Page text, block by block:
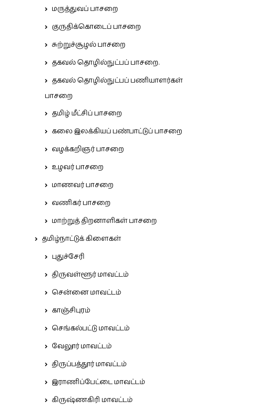
மருத்துவப் பாசறை
குருதிக்கொடைப் பாசறை
சுற்றுச்சூழல் பாசறை
தகவல் தொழில்நுட்பப் பாசறை.
தகவல் தொழில்நுட்பப் பணியாளர்கள்
பாசறை
தமிழ் மீட்சிப் பாசறை
கலை இலக்கியப் பண்பாட்டுப் பாசறை
வழக்கறிஞர் பாசறை
உழவர் பாசறை
மாணவர் பாசறை
வணிகர் பாசறை
மாற்றுத் திறனாளிகள் பாசறை
தமிழ்நாட்டுக் கிளைகள்
புதுச்சேரி
திருவள்ளூர் மாவட்டம்
சென்னை மாவட்டம்
காஞ்சிபுரம்
செங்கல்பட்டு மாவட்டம்
வேலூர் மாவட்டம்
திருப்பத்தூர் மாவட்டம்
இராணிப்பேட்டை மாவட்டம்
கிருஷ்ணகிரி மாவட்டம்